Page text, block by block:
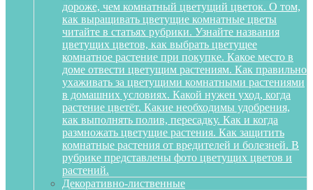
дороже, чем комнатный цветущий цветок. О том,
как выращивать цветущие комнатные цветы
читайте в статьях рубрики. Узнайте названия
цветущих цветов, как выбрать цветущее
комнатное растение при покупке. Какое место в
доме отвести цветущим растениям. Как правильно
ухаживать за цветущими комнатными растениями
в домашних условиях. Какой нужен уход, когда
растение цветёт. Какие необходимы удобрения,
как выполнять полив, пересадку. Как и когда
размножать цветущие растения. Как защитить
комнатные растения от вредителей и болезней. В
рубрике представлены фото цветущих цветов и
растений.
Декоративно-лиственные